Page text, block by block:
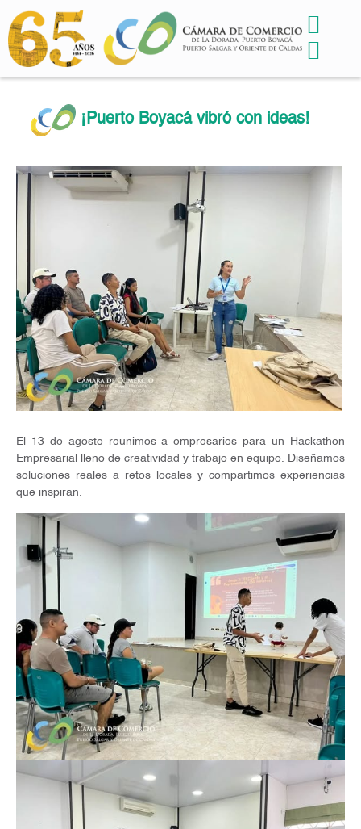
¡Puerto Boyacá vibró con ideas!
El 13 de agosto reunimos a empresarios para un Hackathon
Empresarial lleno de creatividad y trabajo en equipo. Diseñamos
soluciones reales a retos locales y compartimos experiencias
que inspiran.